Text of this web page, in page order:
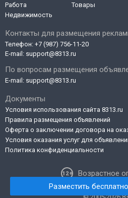
Контакты для размещения
Телефон: +7 (987) 756-11-20
E-mail: support@8313.ru
По вопросам размещения
E-mail: support@8313.ru
Документы
Условия использования сайта 8313.ru
Правила размещения объявлений
Оферта о заключении договора на
Условия оказания услуг для
Политика конфиденциальности
Возрастное
Работа
Недвижимость
Товары
Разместить